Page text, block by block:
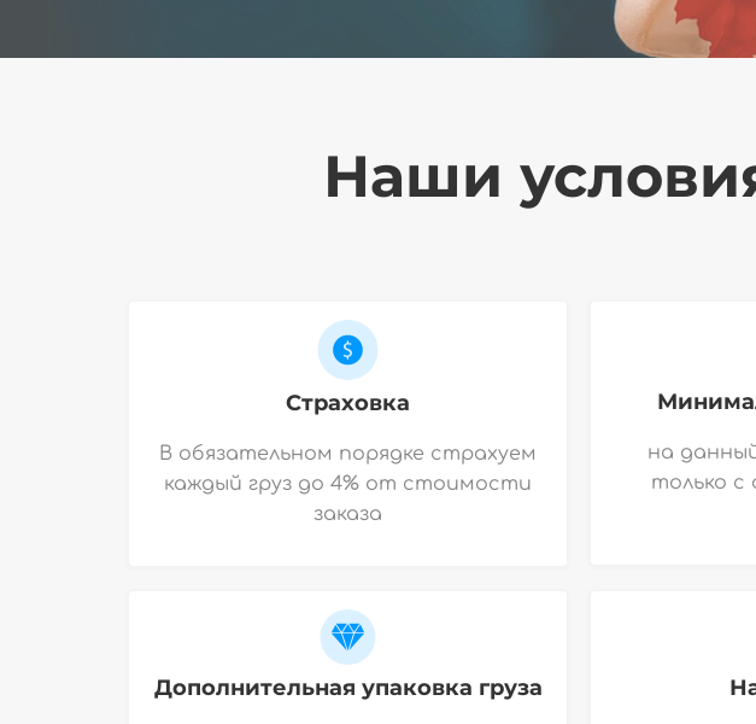
Наши
Страховка
В обязательном порядке страхуем
каждый груз до 4% от стоимости
заказа
Дополнительная упаковка груза
на
только с